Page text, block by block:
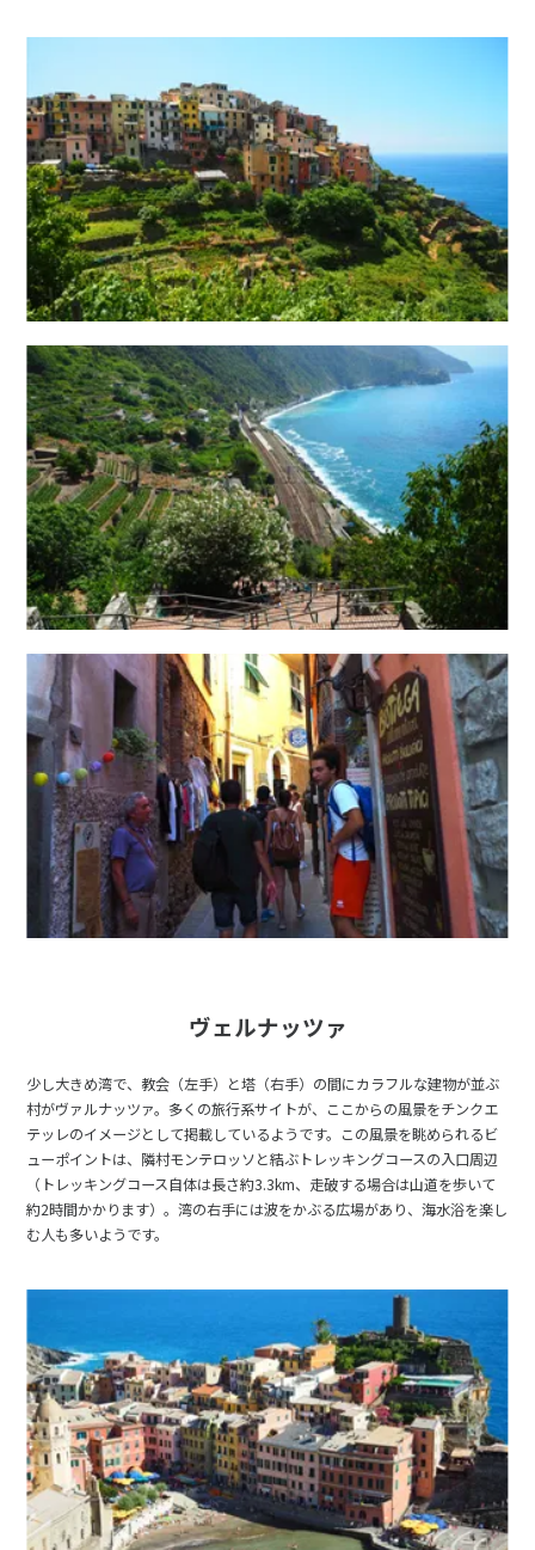
2028年5月
1 2 3 4 5
7
8 9 10 11 12
13
14
15 16 17 18 19
20
21
22 23 24 25 26
27
28
29 30 31
2028年6月 6月未定
1 2
3
4
5 6 7 8 9
10
11
12 13 14 15 16
17
18
19 20 21 22 23
24
25
26 27 28 29 30
2028年 月 7月未定
1
2
3 4 5 6 7
8
9
10 11 12 13 14
15
16
17 18 19 20 21
22
23
24 26 27 28
29
ヴェルナッツァ
少し大きめ湾で、教会（左手）と塔（右手）の間にカラフルな建物が並ぶ
村がヴァルナッツァ。多くの旅行系サイトが、ここからの風景をチンクエ
テッレのイメージとして掲載しているようです。この風景を眺められるビ
ューポイントは、隣村モンテロッソと結ぶトレッキングコースの入口周辺
（トレッキングコース自体は長さ約3.3km、走破する場合は山道を歩いて
約2時間かかります）。湾の右手には波をかぶる広場があり、海水浴を楽し
む人も多いようです。